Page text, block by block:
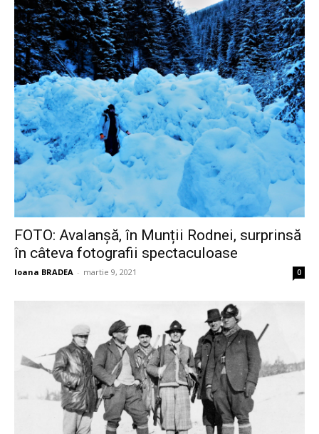
FOTO: Avalanșă, în Munții Rodnei, surprinsă
în câteva fotografii spectaculoase
Ioana BRADEA - martie 9, 2021 0